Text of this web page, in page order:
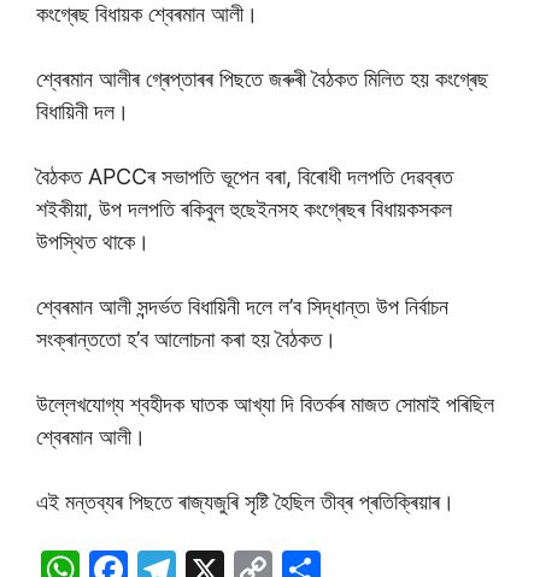
কংগ্ৰেছ বিধায়ক শ্বেৰমান আলী।
শ্বেৰমান আলীৰ গ্ৰেপ্তাৰৰ পিছতে জৰুৰী বৈঠকত মিলিত হয় কংগ্ৰেছ
বিধায়িনী দল।
বৈঠকত APCCৰ সভাপতি ভূপেন বৰা, বিৰোধী দলপতি দেৱব্ৰত
শইকীয়া, উপ দলপতি ৰকিবুল হুছেইনসহ কংগ্ৰেছৰ বিধায়কসকল
উপস্থিত থাকে।
শ্বেৰমান আলী সন্দৰ্ভত বিধায়িনী দলে ল’ব সিদ্ধান্ত৷ উপ নিৰ্বাচন
সংক্ৰান্ততো হ’ব আলোচনা কৰা হয় বৈঠকত।
উল্লেখযোগ্য শ্বহীদক ঘাতক আখ্যা দি বিতৰ্কৰ মাজত সোমাই পৰিছিল
শ্বেৰমান আলী।
এই মন্তব্যৰ পিছতে ৰাজ্যজুৰি সৃষ্টি হৈছিল তীব্ৰ প্ৰতিক্ৰিয়াৰ।